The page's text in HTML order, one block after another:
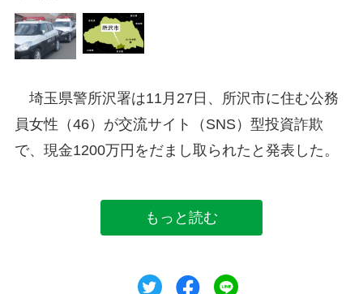
埼玉県警所沢署は11月27日、所沢市に住む公務
員女性（46）が交流サイト（SNS）型投資詐欺
で、現金1200万円をだまし取られたと発表した。
もっと読む
ツイートシェア